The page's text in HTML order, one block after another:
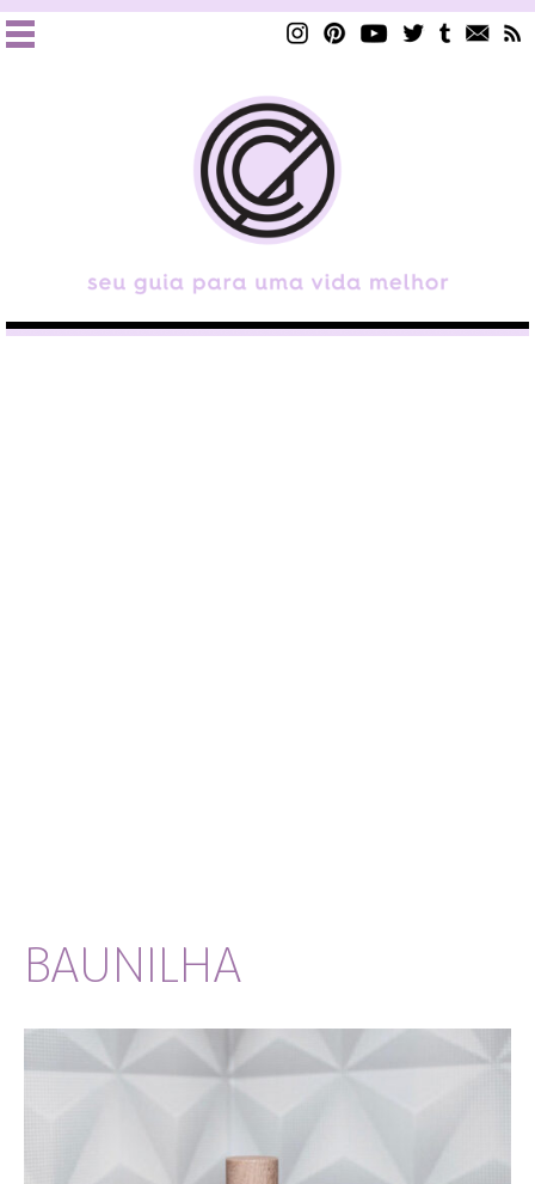
BAUNILHA